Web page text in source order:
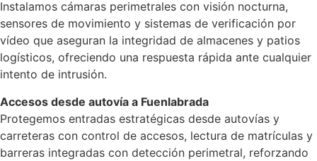
Instalamos cámaras perimetrales con visión nocturna,
sensores de movimiento y sistemas de verificación por
vídeo que aseguran la integridad de almacenes y patios
logísticos, ofreciendo una respuesta rápida ante cualquier
intento de intrusión.
Accesos desde autovía a Fuenlabrada
Protegemos entradas estratégicas desde autovías y
carreteras con control de accesos, lectura de matrículas y
barreras integradas con detección perimetral, reforzando